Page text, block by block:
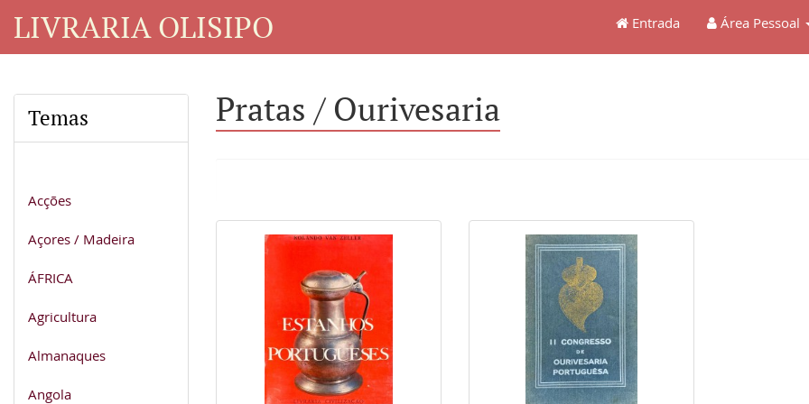
LIVRARIA OLISIPO Entrada Área Pessoal
Temas
Acções
Açores / Madeira
ÁFRICA
Agricultura
Almanaques
Angola
Pratas / Ourivesaria